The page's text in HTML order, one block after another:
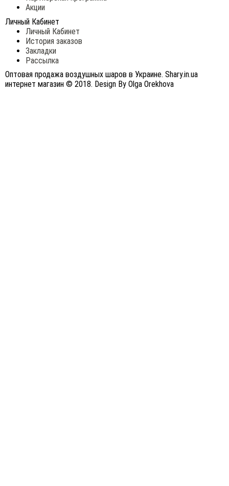
Акции
Личный Кабинет
Личный Кабинет
История заказов
Закладки
Рассылка
Оптовая продажа воздушных шаров в Украине. Shary.in.ua
интернет магазин © 2018. Design By Olga Orekhova